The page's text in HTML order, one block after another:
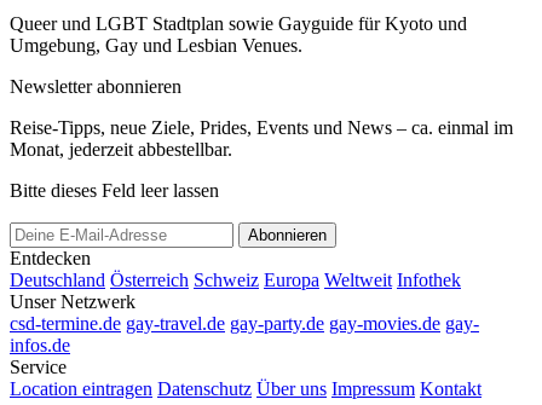
Queer und LGBT Stadtplan sowie Gayguide für Kyoto und
Umgebung, Gay und Lesbian Venues.
Newsletter abonnieren
Reise-Tipps, neue Ziele, Prides, Events und News – ca. einmal im
Monat, jederzeit abbestellbar.
Bitte dieses Feld leer lassen
Abonnieren
Entdecken
Deutschland Österreich Schweiz Europa Weltweit Infothek
Unser Netzwerk
csd-termine.de gay-travel.de gay-party.de gay-movies.de gay-
infos.de
Service
Location eintragen Datenschutz Über uns Impressum Kontakt